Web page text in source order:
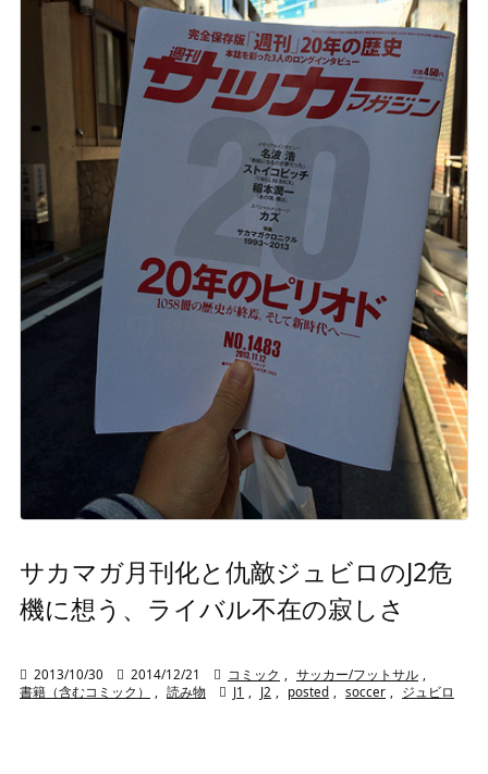
サカマガ月刊化と仇敵ジュビロのJ2危
機に想う、ライバル不在の寂しさ
 2013/10/30  2014/12/21  コミック , サッカー/フットサル ,
書籍（含むコミック）
, 読み物  J1 , J2 , posted , soccer , ジュビロ